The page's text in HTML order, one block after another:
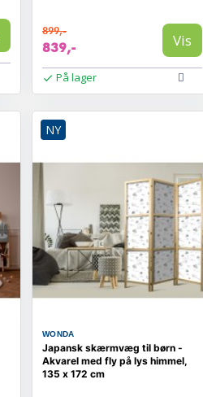
899,-
839,- Vis
På lager
NY
WONDA
Japansk skærmvæg til børn -
Akvarel med fly på lys himmel,
135 x 172 cm